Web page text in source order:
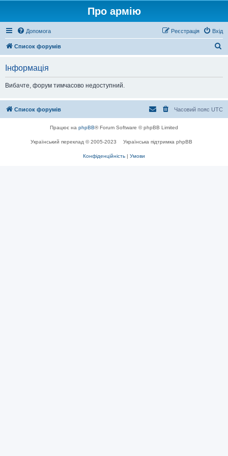
Про армію
Допомога Вхід
Реєстрація
Список форумів
Інформація
Вибачте, форум тимчасово недоступний.
Список форумів Часовий пояс UTC
Працює на phpBB® Forum Software © phpBB Limited
Український переклад © 2005-2023 Українська підтримка phpBB
Конфіденційність | Умови